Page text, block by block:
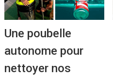
Une poubelle
autonome pour
nettoyer nos